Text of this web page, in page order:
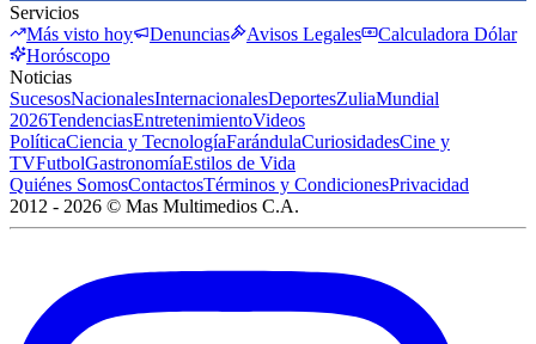
Servicios
Más visto hoy
Denuncias Avisos Legales
Calculadora Dólar
Horóscopo
Noticias
SucesosNacionalesInternacionalesDeportesZuliaMundial
2026TendenciasEntretenimientoVideos
PolíticaCiencia y TecnologíaFarándulaCuriosidadesCine y
TVFutbolGastronomíaEstilos de Vida
Quiénes SomosContactosTérminos y CondicionesPrivacidad
2012 - 2026 © Mas Multimedios C.A.